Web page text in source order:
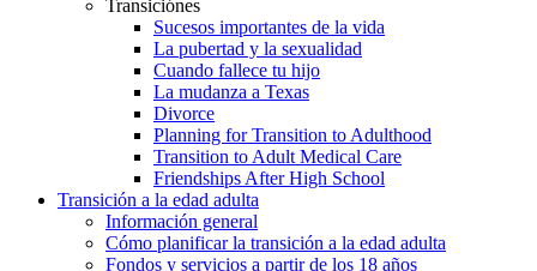
Transiciónes
Sucesos importantes de la vida
La pubertad y la sexualidad
Cuando fallece tu hijo
La mudanza a Texas
Divorce
Planning for Transition to Adulthood
Transition to Adult Medical Care
Friendships After High School
Transición a la edad adulta
Información general
Cómo planificar la transición a la edad adulta
Fondos y servicios a partir de los 18 años